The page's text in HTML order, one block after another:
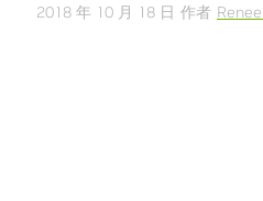
2018 年 10 月 18 日 作者